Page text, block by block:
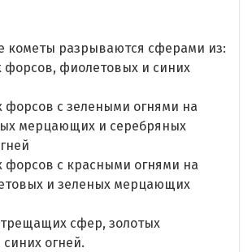
кометы разрываются сферами из:
форсов, фиолетовых и синих
форсов с зелеными огнями на
мерцающих и серебряных
форсов с красными огнями на
и зеленых мерцающих
сфер, золотых
огней.